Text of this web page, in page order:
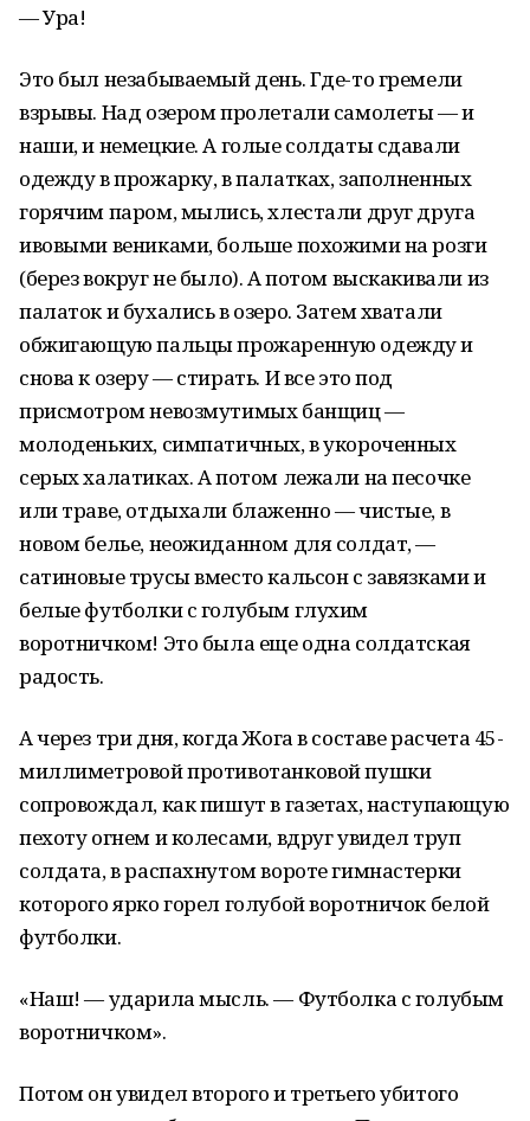
— Ура!
Это был незабываемый день. Где-то гремели
взрывы. Над озером пролетали самолеты — и
наши, и немецкие. А голые солдаты сдавали
одежду в прожарку, в палатках, заполненных
горячим паром, мылись, хлестали друг друга
ивовыми вениками, больше похожими на розги
(берез вокруг не было). А потом выскакивали из
палаток и бухались в озеро. Затем хватали
обжигающую пальцы прожаренную одежду и
снова к озеру — стирать. И все это под
присмотром невозмутимых банщиц —
молоденьких, симпатичных, в укороченных
серых халатиках. А потом лежали на песочке
или траве, отдыхали блаженно — чистые, в
новом белье, неожиданном для солдат, —
сатиновые трусы вместо кальсон с завязками и
белые футболки с голубым глухим
воротничком! Это была еще одна солдатская
радость.
А через три дня, когда Жога в составе расчета 45-
миллиметровой противотанковой пушки
сопровождал, как пишут в газетах, наступающую
пехоту огнем и колесами, вдруг увидел труп
солдата, в распахнутом вороте гимнастерки
которого ярко горел голубой воротничок белой
футболки.
«Наш! — ударила мысль. — Футболка с голубым
воротничком».
Потом он увидел второго и третьего убитого